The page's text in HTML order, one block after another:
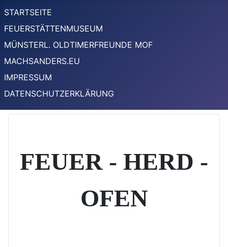
STARTSEITE
FEUERSTÄTTENMUSEUM
MÜNSTERL. OLDTIMERFREUNDE MOF
MACHSANDERS.EU
IMPRESSUM
DATENSCHUTZERKLÄRUNG
FEUER - HERD -
OFEN